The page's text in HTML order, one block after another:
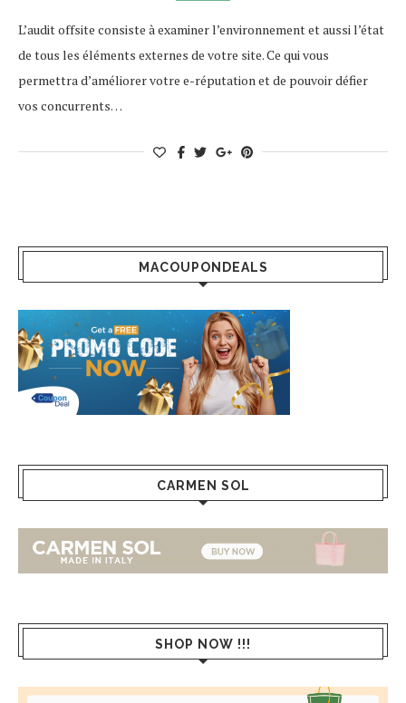
L’audit offsite consiste à examiner l’environnement et aussi l’état
de tous les éléments externes de votre site. Ce qui vous
permettra d’améliorer votre e-réputation et de pouvoir défier
vos concurrents…
MACOUPONDEALS
CARMEN SOL
SHOP NOW !!!